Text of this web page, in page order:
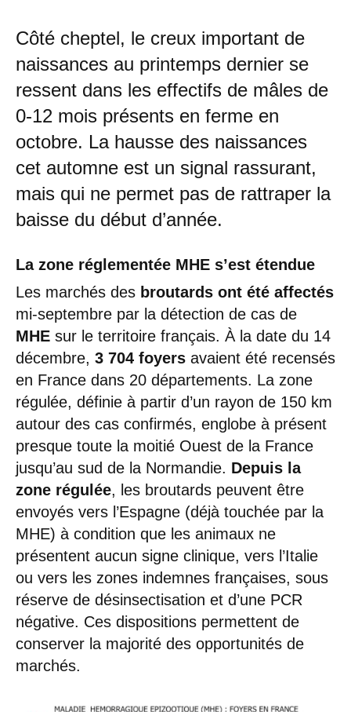
Côté cheptel, le creux important de
naissances au printemps dernier se
ressent dans les effectifs de mâles de
0-12 mois présents en ferme en
octobre. La hausse des naissances
cet automne est un signal rassurant,
mais qui ne permet pas de rattraper la
baisse du début d’année.
La zone réglementée MHE s’est étendue
Les marchés des broutards ont été affectés
mi-septembre par la détection de cas de
MHE sur le territoire français. À la date du 14
décembre, 3 704 foyers avaient été recensés
en France dans 20 départements. La zone
régulée, définie à partir d’un rayon de 150 km
autour des cas confirmés, englobe à présent
presque toute la moitié Ouest de la France
jusqu’au sud de la Normandie. Depuis la
zone régulée, les broutards peuvent être
envoyés vers l’Espagne (déjà touchée par la
MHE) à condition que les animaux ne
présentent aucun signe clinique, vers l’Italie
ou vers les zones indemnes françaises, sous
réserve de désinsectisation et d’une PCR
négative. Ces dispositions permettent de
conserver la majorité des opportunités de
marchés.